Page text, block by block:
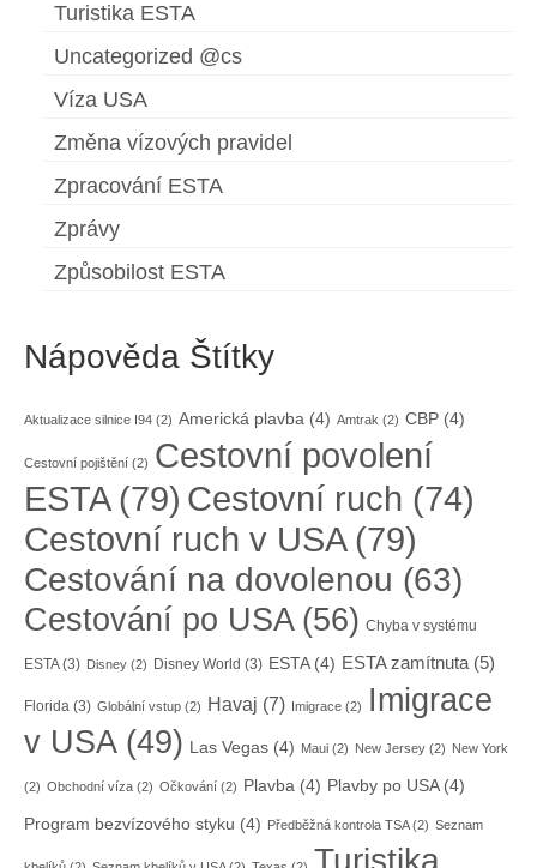
Turistika ESTA
Uncategorized @cs
Víza USA
Změna vízových pravidel
Zpracování ESTA
Zprávy
Způsobilost ESTA
Nápověda Štítky
Aktualizace silnice I94 (2) Americká plavba (4) Amtrak (2) CBP (4)
Cestovní pojištění (2) Cestovní povolení
ESTA(79) Cestovní ruch (74)
Cestovní ruch v USA(79)
Cestování na dovolenou (63)
Cestování po USA(56) Chyba v systému
ESTA(3) Disney (2) Disney World (3) ESTA(4) ESTA zamítnuta(5)
Florida (3) Globální vstup (2) Havaj (7) Imigrace (2)
Imigrace
v USA(49) Las Vegas (4) Maui (2) New Jersey (2) New York
(2) Obchodní víza (2) Očkování (2) Plavba (4) Plavby po USA(4)
Program bezvízového styku (4) Předběžná kontrola TSA(2) Seznam
Turistika